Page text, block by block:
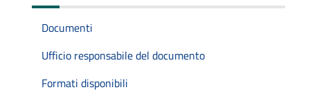
Documenti
Ufficio responsabile del documento
Formati disponibili